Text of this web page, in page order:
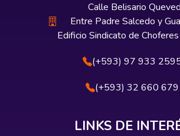
Calle Belisario
Entre Padre Salcedo y
Edificio Sindicato de
(+593) 97 933
(+593) 32 660 679
LINKS DE